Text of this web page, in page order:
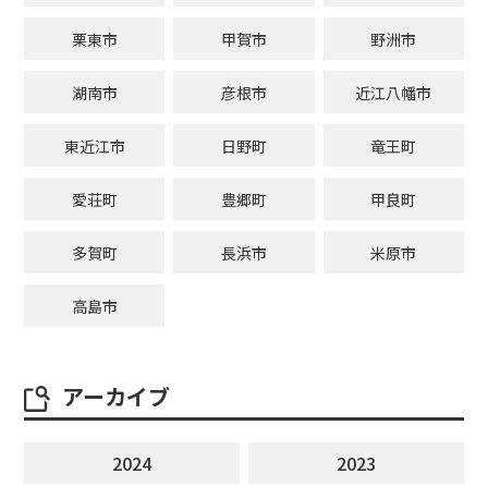
栗東市 甲賀市 野洲市
湖南市 彦根市 近江八幡市
東近江市 日野町 竜王町
愛荘町 豊郷町 甲良町
多賀町 長浜市 米原市
高島市
アーカイブ
2024
2023